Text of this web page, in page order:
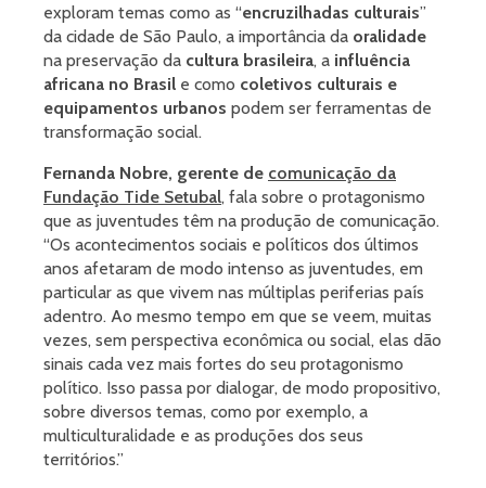
exploram temas como as “encruzilhadas culturais”
da cidade de São Paulo, a importância da oralidade
na preservação da cultura brasileira, a influência
africana no Brasil e como coletivos culturais e
equipamentos urbanos podem ser ferramentas de
transformação social.
Fernanda Nobre, gerente de comunicação da
Fundação Tide Setubal, fala sobre o protagonismo
que as juventudes têm na produção de comunicação.
“Os acontecimentos sociais e políticos dos últimos
anos afetaram de modo intenso as juventudes, em
particular as que vivem nas múltiplas periferias país
adentro. Ao mesmo tempo em que se veem, muitas
vezes, sem perspectiva econômica ou social, elas dão
sinais cada vez mais fortes do seu protagonismo
político. Isso passa por dialogar, de modo propositivo,
sobre diversos temas, como por exemplo, a
multiculturalidade e as produções dos seus
territórios.”